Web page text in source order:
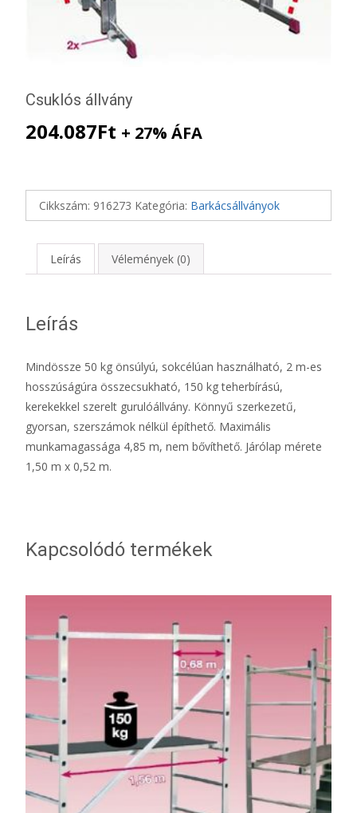
Csuklós állvány
204.087Ft + 27% ÁFA
Cikkszám: 916273 Kategória: Barkácsállványok
Leírás Vélemények (0)
Leírás
Mindössze 50 kg önsúlyú, sokcélúan használható, 2 m-es
hosszúságúra összecsukható, 150 kg teherbírású,
kerekekkel szerelt gurulóállvány. Könnyű szerkezetű,
gyorsan, szerszámok nélkül építhető. Maximális
munkamagassága 4,85 m, nem bővíthető. Járólap mérete
1,50 m x 0,52 m.
Kapcsolódó termékek